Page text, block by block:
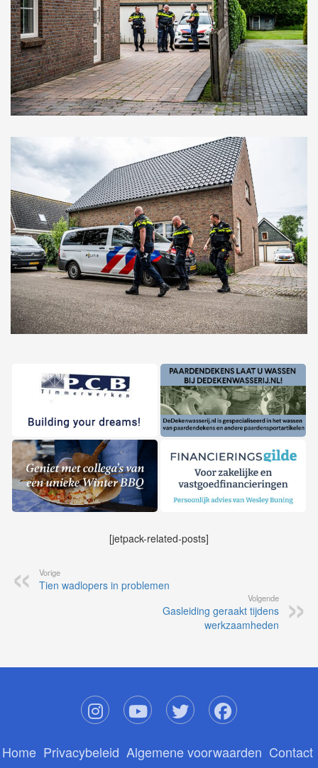
[jetpack-related-posts]
Vorige
Tien wadlopers in problemen
Volgende
Gasleiding geraakt tijdens
werkzaamheden
Home Privacybeleid Algemene voorwaarden Contact